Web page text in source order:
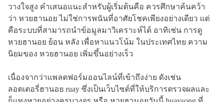
วางใจสูง คำเสนอแนะสำหรับผู้เริ่มต้นคือ ควรศึกษาค้นคว้า
ว่า หวยฮานอย ไม่ใช่การพนันที่อาศัยโชคเพียงอย่างเดียว แต่
คือระบบที่สามารถนำข้อมูลมาวิเคราะห์ได้ อาทิเช่น การดู
หวยฮานอย ย้อน หลัง เพื่อหาแนวโน้ม ในประเทศไทย ความ
นิยมของ หวยฮานอย เพิ่มขึ้นอย่างเร็ว
เนื่องจากว่าแพลตฟอร์มออนไลน์ที่เข้าถึงง่าย ดังเช่น
ลอตเตอรี่ฮานอย ruay ซึ่งเป็นเว็บไซต์ที่ให้บริการตรวจผลและ